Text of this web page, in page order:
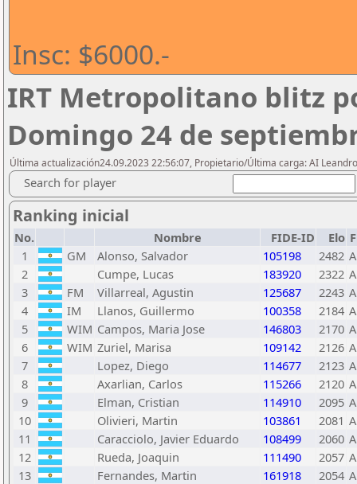
Insc: $6000.-
IRT Metropolitano blitz
Domingo 24 de
Última actualización24.09.2023 22:56:07, Propietario/Última carga: AI
Search for player
Ranking inicial
No. Nombre FIDE-ID Elo
1
GM Alonso, Salvador 105198 2482
2
Cumpe, Lucas 183920 2322
3
FM Villarreal, Agustin 125687 2243
4
IM Llanos, Guillermo 100358 2184
5
WIM Campos, Maria Jose 146803 2170
6
WIM Zuriel, Marisa 109142 2126
7
Lopez, Diego 114677 2123
8
Axarlian, Carlos 115266 2120
9
Elman, Cristian 114910 2095
10
Olivieri, Martin 103861 2081
11
Caracciolo, Javier Eduardo 108499 2060
12
Rueda, Joaquin 111490 2057
13
Fernandes, Martin 161918 2054